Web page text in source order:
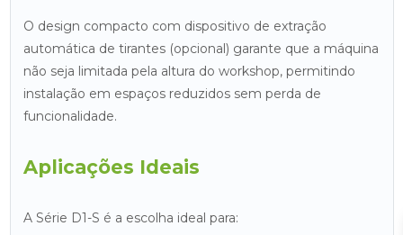
O design compacto com dispositivo de extração
automática de tirantes (opcional) garante que a máquina
não seja limitada pela altura do workshop, permitindo
instalação em espaços reduzidos sem perda de
funcionalidade.
Aplicações Ideais
A Série D1-S é a escolha ideal para: